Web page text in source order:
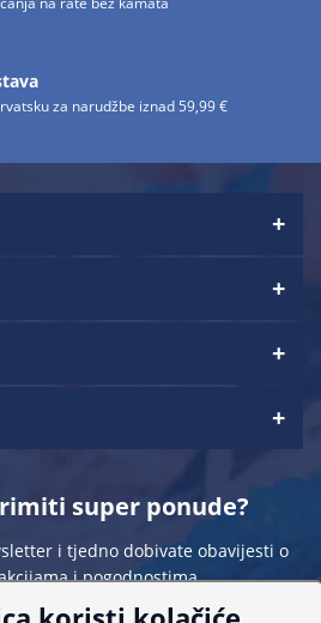
za narudžbe iznad 59,99 €
super ponude?
i tjedno dobivate obavijesti o
i pogodnostima